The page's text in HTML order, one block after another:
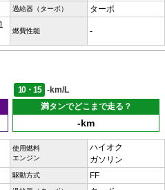
過給器（ターボ） ターボ
燃費性能 -
10・15
-km/L
満タンでどこまで走る？
-km
使用燃料
エンジン
ハイオク
ガソリン
駆動方式 FF